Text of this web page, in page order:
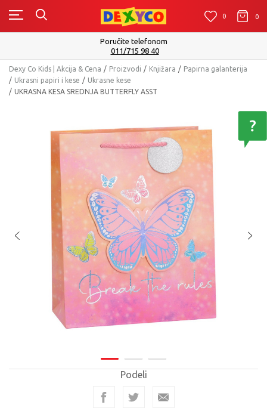
0 0 0
Poručite telefonom
011/715 98 40
Dexy Co Kids | Akcija & Cena Proizvodi Knjižara
Papirna galanterija
Ukrasni papiri i kese
Ukrasne kese
UKRASNA KESA SREDNJA BUTTERFLY ASST
Podeli